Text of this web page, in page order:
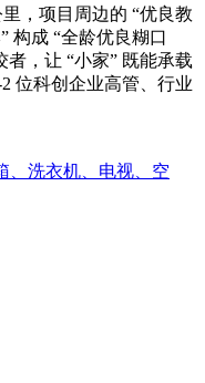
，项目周边的 “优良教
构成 “全龄优良糊口
，让 “小家” 既能承载
位科创企业高管、行业
、洗衣机、电视、空